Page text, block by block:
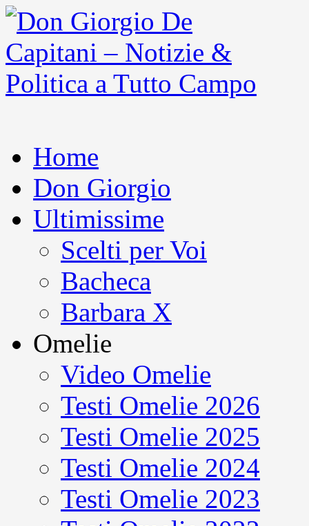
Home
Don Giorgio
Ultimissime
Scelti per Voi
Bacheca
Barbara X
Omelie
Video Omelie
Testi Omelie 2026
Testi Omelie 2025
Testi Omelie 2024
Testi Omelie 2023